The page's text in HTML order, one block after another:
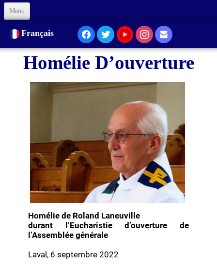
Menu
Accueil
À Propos de nous
Notre Présence
Formation
Liens
Soutenez-nous
Code d'Éthique
Français
Homélie D’ouverture
Homélie de Roland Laneuville
durant l’Eucharistie d’ouverture de
l’Assemblée générale
Laval, 6 septembre 2022